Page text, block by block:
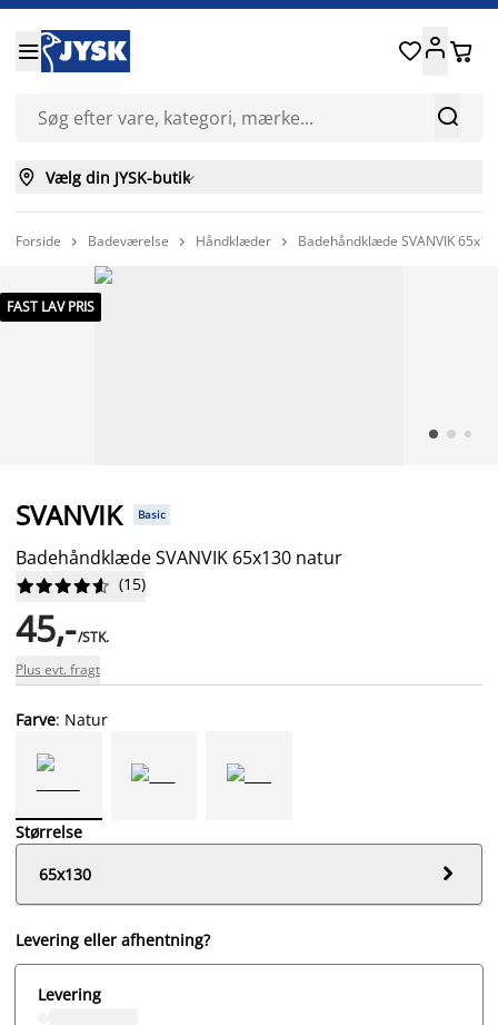


 
 Vælg din JYSK-butik
Forside  Badeværelse  Håndklæder  Badehåndklæde SVANVIK
FAST LAV PRIS
SVANVIK Basic
Badehåndklæde SVANVIK 65x130 natur





 (15)
45,-/STK.
Plus evt. fragt
Farve: Natur
Størrelse
65x130

Levering eller afhentning?
Levering